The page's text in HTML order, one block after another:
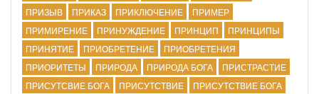
ПРИЗЫВ
ПРИКАЗ ПРИКЛЮЧЕНИЕ
ПРИМЕР
ПРИМИРЕНИЕ
ПРИНУЖДЕНИЕ ПРИНЦИП
ПРИНЦИПЫ
ПРИНЯТИЕ
ПРИОБРЕТЕНИЕ
ПРИОБРЕТЕНИЯ
ПРИОРИТЕТЫ
ПРИРОДА ПРИРОДА БОГА
ПРИСТРАСТИЕ
ПРИСУТСВИЕ БОГА
ПРИСУТСТВИЕ
ПРИСУТСТВИЕ БОГА